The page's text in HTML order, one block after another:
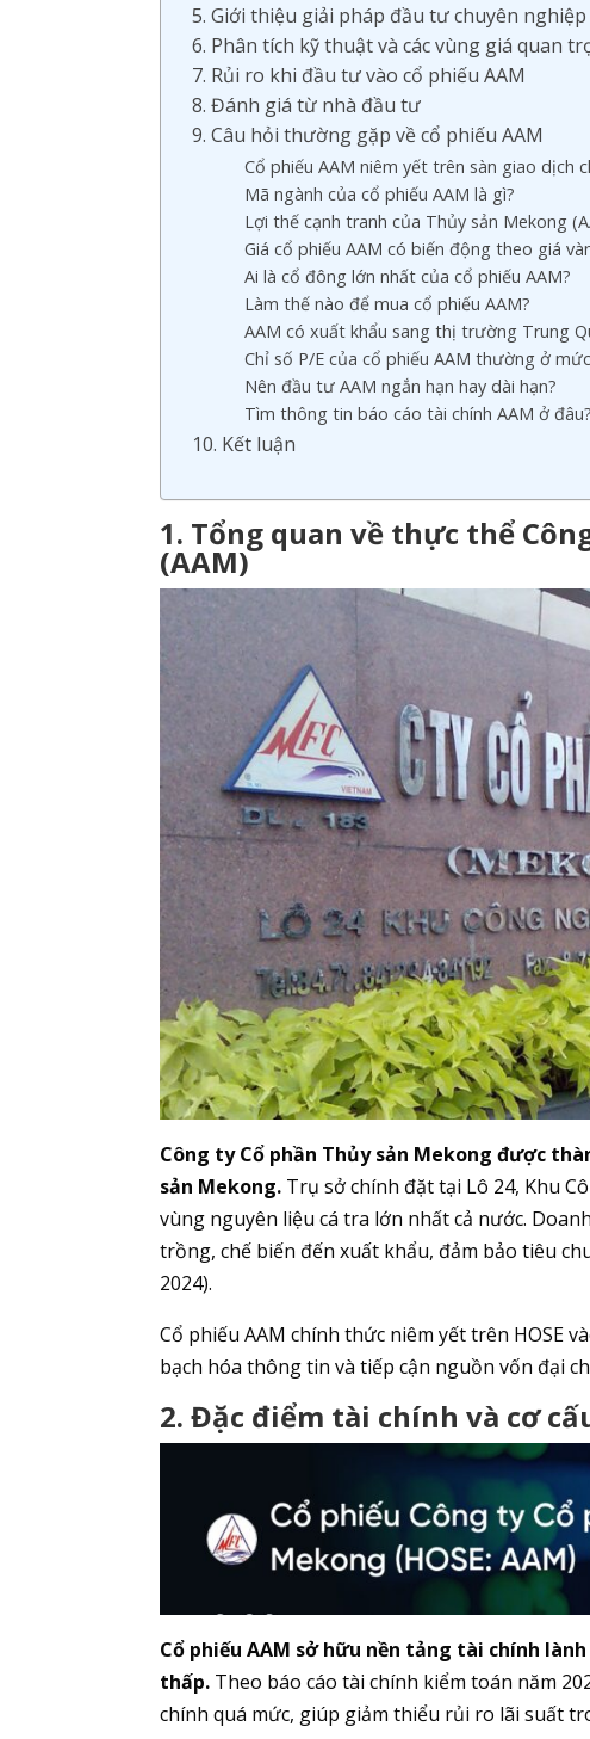
5. Giới thiệu giải pháp đầu tư chuyên
6. Phân tích kỹ thuật và các vùng giá quan
7. Rủi ro khi đầu tư vào cổ phiếu AAM
8. Đánh giá từ nhà đầu tư
9. Câu hỏi thường gặp về cổ phiếu AAM
Cổ phiếu AAM niêm yết trên sàn giao dịch
Mã ngành của cổ phiếu AAM là gì?
Lợi thế cạnh tranh của Thủy sản Mekong
Giá cổ phiếu AAM có biến động theo giá
Ai là cổ đông lớn nhất của cổ phiếu AAM?
Làm thế nào để mua cổ phiếu AAM?
AAM có xuất khẩu sang thị trường Trung
Chỉ số P/E của cổ phiếu AAM thường ở
Nên đầu tư AAM ngắn hạn hay dài hạn?
Tìm thông tin báo cáo tài chính AAM ở đâu?
10. Kết luận
1. Tổng quan về thực thể
(AAM)
Công ty Cổ phần Thủy sản Mekong được
sản Mekong. Trụ sở chính đặt tại Lô 24, Khu
vùng nguyên liệu cá tra lớn nhất cả nước.
trồng, chế biến đến xuất khẩu, đảm bảo tiêu
2024).
Cổ phiếu AAM chính thức niêm yết trên HOSE
bạch hóa thông tin và tiếp cận nguồn vốn đại
2. Đặc điểm tài chính và cơ
Cổ phiếu AAM sở hữu nền tảng tài chính
thấp. Theo báo cáo tài chính kiểm toán năm
chính quá mức, giúp giảm thiểu rủi ro lãi suất